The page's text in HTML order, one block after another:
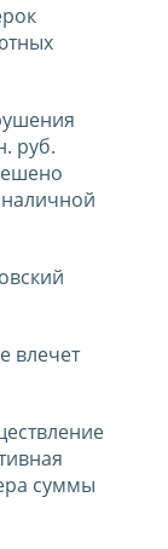
руб.
влечет
суммы